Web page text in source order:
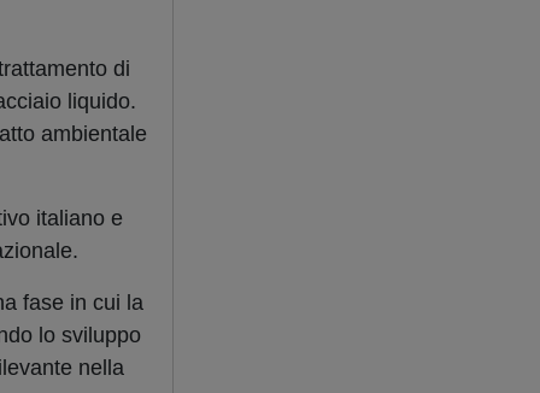
di
liquido.
ambientale
italiano e
fase in cui la
lo sviluppo
nella